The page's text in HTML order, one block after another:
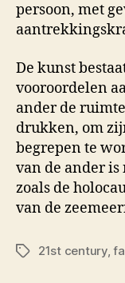
persoon, met
De kunst
vooroordelen
ander de
drukken, om
begrepen te
van de ander
zoals de
van de
Tags21st century,